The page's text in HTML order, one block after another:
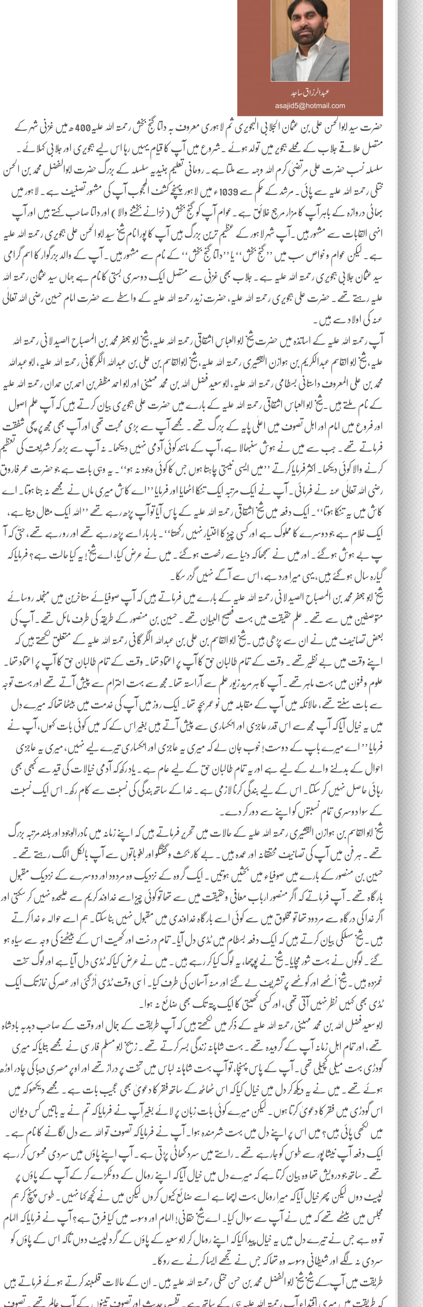
حضرت سید ابوالحسن علی بن عثمان الجلابی الہجویری ثم لاہوری معروف بہ داتا گنج بخش رحمتہ اللہ علیہ400 ھ میں غزنی شہر کے
متصل علاقے جلاب کے محلے ہجویر میں تولد ہوئے ۔شروع میں آپ کا قیام یہیں رہا اس لیے ہجویری اور جلابی کہلائے۔
سلسلہ نسب حضرت علی مرتضیٰ کرم اللہ وجہہ سے ملتا ہے۔ روحانی تعلیم جنیدیہ سلسلہ کے بزرگ حضرت ابوالفضل محمد بن الحسن
ختلی رحمتہ اللہ علیہ سے پائی۔ مرشد کے حکم سے 1039ء میں لاہور پہنچے کشف المحجوب آپ کی مشہور تصنیف ہے۔ لاہور میں
بھاٹی دروازہ کے باہر آپ کا مزار مرجع خلائق ہے۔عوام آپ کو گنج بخش (خزانے بخشنے والا) اور داتا صاحب کہتے ہیں اور آپ
انہی القابات سے مشہور ہیں۔آپ شہر لاہور کے عظیم ترین بزرگ ہیں آپ کا پورا نام شیخ سیّد ابو الحسن علی ہجویری رحمتہ اللہ علیہ
ہے۔ لیکن عوام و خواص سب میں ’’گنج بخش‘‘ یا ’’داتا گنج بخش‘‘ کے نام سے مشہور ہیں۔ آپ کے والد بزرگوار کا اسم گرامی
سید عثمان جلابی ہجویری رحمتہ اللہ علیہ ہے۔ جلاب بھی غزنی سے متصل ایک دوسری بستی کا نام ہے جہاں سید عثمان رحمتہ اللہ
علیہ رہتے تھے۔ حضرت علی ہجویری رحمتہ اللہ علیہ، حضرت زید رحمتہ اللہ علیہ کے واسطے سے حضرت امام حسین رضی اللہ تعالٰی
عنہ کی اولاد سے ہیں۔
آپ رحمتہ اللہ علیہ کے اساتذہ میں حضرت شیخ ابو العباس اشقاقی رحمتہ اللہ علیہ، شیخ ابو جعفر محمد بن المصباح الصید لانی رحمتہ اللہ
علیہ، شیخ ابو القاسم عبدالکریم بن ہوازن القشیری رحمتہ اللہ علیہ، شیخ ابوالقاسم بن علی بن عبداللہ الگرگانی رحمتہ اللہ علیہ، ابو عبداللہ
محمد بن علی المعروف داستانی بسطامی رحمتہ اللہ علیہ، ابو سعید فضل اللہ بن محمد مہینی اور ابو احمد مظفر بن احمد بن حمدان رحمتہ اللہ علیہ
کے نام ملتے ہیں۔شیخ ابو العباس اشقاقی رحمتہ اللہ علیہ کے بارے میں حضرت علی ہجویری بیان کرتے ہیں کہ آپ علم اصول
اور فروع میں امام اور اہل تصوف میں اعلٰی پایہ کے بزرگ تھے۔ مجھے آپ سے بڑی محبت تھی اور آپ بھی مجھ پر سچی شفقت
فرماتے تھے۔ جب سے میں نے ہوش سنبھالا ہے، آپ کے مانند کوئی آدمی نہیں دیکھا۔ نہ آپ سے بڑھ کر شریعت کی تعظیم
کرنے والا کوئی دیکھا۔ اکثر فرمایا کرتے ’’میں ایسی نیستی چاہتا ہوں جس کا کوئی وجود نہ ہو‘‘۔ یہ وہی بات ہے جو حضرت عمر فاروق
رضی اللہ تعالٰی عنہ نے فرمائی۔ آپ نے ایک مرتبہ ایک تنکا اٹھایا اور فرمایا ’’اے کاش میری ماں نے مجھے نہ جنا ہوتا۔ اے
کاش میں یہ تنکا ہوتا‘‘۔ ایک دفعہ میں شیخ اشقاقی رحمتہ اللہ علیہ کے پاس آیا تو آپ پڑھ رہے تھے ’’اللہ ایک مثال دیتا ہے،
ایک غلام ہے جو دوسرے کا مملوک ہے اور کسی چیز کا اختیار نہیں رکھتا‘‘۔ بار بار اسے پڑھ رہے تھے اور رو رہے تھے، حتیٰ کہ آ
پ بے ہوش ہو گئے۔ اور میں نے سمجھا کہ دنیا سے رخصت ہو گئے۔ میں نے عرض کیا، اے شیخ! یہ کیا حالت ہے؟ فرمایا کہ
گیارہ سال ہو گئے ہیں، یہی میرا ورد ہے، اس سے آگے نہیں گزر سکا۔
شیخ ابو جعفر محمد بن المصباح الصید لانی رحمتہ اللہ علیہ کے بارے میں فرماتے ہیں کہ آپ صوفیائے متاخرین میں منجملہ روسائے
متوصفین میں سے تھے۔ علم حقیقت میں بہت فصیح البیان تھے۔ حسین بن منصور کے طریقہ کی طرف مائل تھے۔ آپ کی
بعض تصانیف میں نے ان سے پڑھی ہیں۔شیخ ابو القاسم بن علی بن عبداللہ الگرگانی رحمتہ اللہ علیہ کے متعلق لکھتے ہیں کہ
اپنے وقت میں بے نظیر تھے۔ وقت کے تمام طالبان حق کا آپ پر اعتماد تھا۔ وقت کے تمام طالبان حق کا آپ پر اعتماد تھا۔
علوم و فنون میں بہت ماہر تھے۔ آپ کا ہر مرید زیور علم سے آراستہ تھا۔مجھ سے بہت احترام سے پیش آتے تھے اور بہت توجہ
سے بات سنتے تھے، حالانکہ میں آپ کے مقابلہ میں نو عمر بچہ تھا۔ ایک روز میں آپ کی خدمت میں بیٹھا تھا کہ میرے دل
میں یہ خیال آیا کہ آپ مجھ سے اس قدر عاجزی اور انکساری سے پیش آتے ہیں بغیر اس کے کہ میں کوئی بات کہوں، آپ نے
فرمایا ’’ اے میرے باپ کے دوست! خوب جان لے کہ میری یہ عاجزی اور انکساری تیرے لیے نہیں، میری یہ عاجزی
احوال کے بدلنے والے کے لیے ہے اور یہ تمام طالبان حق کے لیے عام ہے۔ یاد رکھ کہ آدمی خیالات کی قید سے کبھی بھی
رہائی حاصل نہیں کر سکتا۔ اس کے لیے بندگی کرنا لازمی ہے۔ خدا کے ساتھ بندگی کی نسبت سے کام رکھ۔ اس ایک نسبت
کے سوا دوسری تمام نسبتوں کو اپنے سے دور کر دے۔
شیخ ابو القاسم بن ہوازن القشیری رحمتہ اللہ علیہ کے حالات میں تحریر فرماتے ہیں کہ اپنے زمانہ میں نادرالوجود اور بلند مرتبہ بزرگ
تھے۔ ہر فن میں آپ کی تصانیف محققانہ اور عمدہ ہیں۔ بے کار بحث و گفتگو اور لغو باتوں سے آپ بالکل الگ رہتے تھے۔
حسین بن منصور کے بارے میں صوفیاء میں بحثیں ہوتیں۔ ایک گروہ کے نزدیک وہ مردود اور دوسرے کے نزدیک مقبول
بارگاہ تھے۔ آپ فرماتے کہ اگر منصور ارباب معافی وحقیقت میں سے تھا تو کوئی چیز اسے خداوند کریم سے علیحدہ نہیں کر سکتی اور
اگر خدا کی درگاہ سے مردود تھا تو مخلوق میں سے کوئی اسے بارگاہ خداوندی میں مقبول نہیں بنا سکتا۔ ہم اسے حوالہء خدا کرتے
ہیں۔ شیخ سہلکی بیان کرتے ہیں کہ ایک دفعہ بسطام میں ٹڈی دل آیا۔ تمام درخت اور کھیت اس کے بیٹھنے کی وجہ سے سیاہ ہو
گئے۔ لوگوں نے بہت شور مچایا۔ شیخ نے پوچھا، یہ لوگ کیا کر رہے ہیں۔ میں نے عرض کیا کہ ٹڈی دل آیا ہے اور لوگ سخت
غمزدہ ہیں۔ شیخ اْٹھے اور کوٹھے پر تشریف لے گئے اور منہ آسمان کی طرف کیا۔ اْسی وقت ٹڈی اْڑ گئی اور عصر کی نماز تک ایک
ٹڈی بھی کہیں نظر نہیں آتی تھی، اور کسی کھیتی کا ایک پتہ تک بھی ضائع نہ ہوا۔
ابو سعید فضل اللہ بن محمد مہینی رحمتہ اللہ علیہ کے ذکر میں لکھتے ہیں کہ آپ طریقت کے جمال اور وقت کے صاحب دبدبہ بادشاہ
تھے، اور تمام اہل زمانہ آپ کے گرویدہ تھے۔ بہت شاہانہ زندگی بسر کرتے تھے۔ زیخ ابو مسلم فارسی نے مجھے بتایا کہ میری
گودڑی بہت میلی کچیلی تھی۔ آپ کے پاس پہنچا، تو آپ بہت شاہانہ لباس میں تخت پر دراز تھے اور اوپر مصری دیبا کی چادر اوڑھ
ہوئے تھے۔ میں نے یہ دیکھ کر دل میں خیال کیا کہ اس ٹھاٹھ کے ساتھ فقر کا دعویٰ بھی عجیب بات ہے۔ مجھے دیکھو کہ میں
اس گودڑی میں فقر کا دعویٰ کرتا ہوں۔ لیکن میرے کوئی بات زبان پر لائے بغیر آپ نے فرمایا کہ تم نے یہ باتیں کس دیوان
میں لکھی پائی ہیں؟ میں اس پر اپنے دل میں بہت شرمندہ ہوا۔ آپ نے فرمایا کہ تصوف تو اللہ سے دل لگانے کا نام ہے۔
ایک دفعہ آپ نیشا پور سے طوس کو جارہے تھے۔ راستے میں سرد گھاٹی پڑتی ہے۔ آپ اپنے پاؤں میں سردی محسوس کر رہے
تھے۔ ساتھ جو درویش تھا وہ بیان کرتا ہے کہ میرے دل میں خیال آیا کہ اپنے رومال کے دو ٹکڑے کر کے آپ کے پاؤں پر
لپیٹ دوں لیکن پھر خیال آیا کہ میرا رومال بہت اچھا ہے اسے ضائع کیوں کروں لیکن میں نے کچھ کہا نہیں۔ طوس پہنچ کر ہم
مجلس میں بیٹھے تھے کہ میں نے آپ سے سوال کیا۔ اے شیخ حقّانی! الہام اور وسوسہ میں کیا فرق ہے؟ آپ نے فرمایا کہ الہام
تو وہ ہے جس نے تیرے دل میں یہ خیال پیدا کیا کہ اپنے رومال کر ابو سعید کے پاؤں کے گرد لپیٹ دوں تاکہ اس کے پاؤں کو
سردی نہ لگے اور شیطانی وسوسہ وہ تھا کہ جس نے تجھے ایسا کرنے سے روکا۔
طریقت میں آپ ؒکے شیخ شیخ ابو الفضل محمد بن حسن ختلی رحمتہ اللہ علیہ ہیں۔ ان کے حالات قلمبند کرتے ہوئے فرماتے ہیں
کہ طریقت میں میری اقتداء آپ رحمتہ اللہ علیہ ہی کے ساتھ ہے۔ تفسیر، حدیث اور تصوف تینوں کے آپ عالم تھے۔ تصوف